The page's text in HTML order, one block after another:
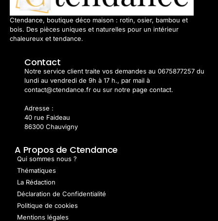
Ctendance, boutique déco maison : rotin, osier, bambou et
bois. Des pièces uniques et naturelles pour un intérieur
chaleureux et tendance.
Contact
Notre service client traite vos demandes au 0675877257 du
lundi au vendredi de 9h à 17 h., par mail à
contact@ctendance.fr ou sur notre page contact.
Adresse :
40 rue Faideau
86300 Chauvigny
A Propos de Ctendance
Qui sommes nous ?
Thématiques
La Rédaction
Déclaration de Confidentialité
Politique de cookies
Mentions légales